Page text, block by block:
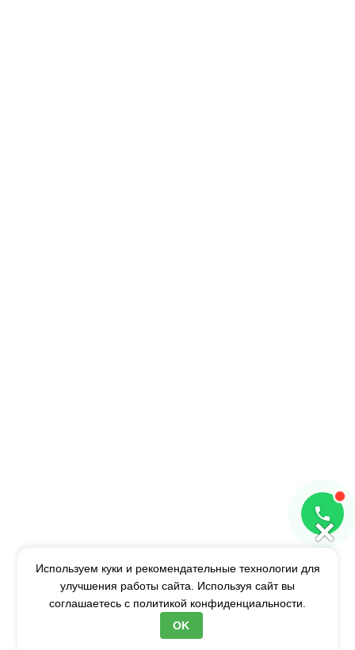
Документы
×
Используем куки и рекомендательные технологии для
улучшения работы сайта. Используя сайт вы
соглашаетесь с политикой конфиденциальности.
OK